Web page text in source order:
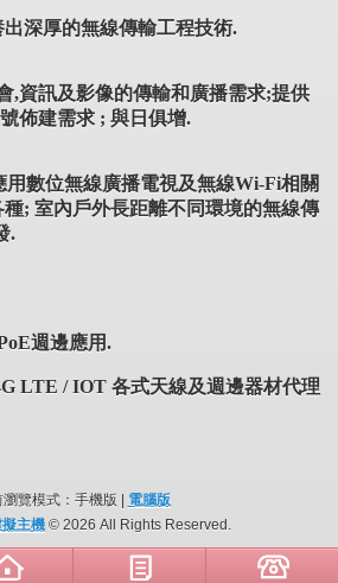
深厚的無線傳輸工程技術.
,資訊及影像的傳輸和廣播需求;提供
佈建需求 ; 與日俱增.
用數位無線廣播電視及無線Wi-Fi相關
; 室內戶外長距離不同環境的無線傳
.
週邊應用.
LTE / IOT 各式天線及週邊器材代理
瀏覽模式：手機版 |
電腦版
擬主機 © 2026 All Rights Reserved.